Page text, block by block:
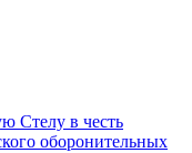
Стелу в честь
оборонительных